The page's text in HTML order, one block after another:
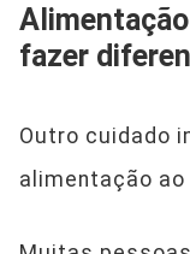
fazer
Outro cuidado
alimentação ao